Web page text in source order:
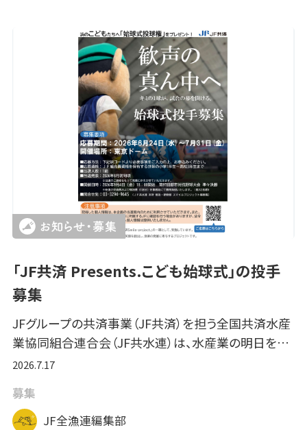
「JF共済 Presents.こども始球式」の投手
募集
JFグループの共済事業（JF共済）を担う全国共済水産
業協同組合連合会（JF共水連）は、水産業の明日を…
2026.7.17
募集
JF全漁連編集部